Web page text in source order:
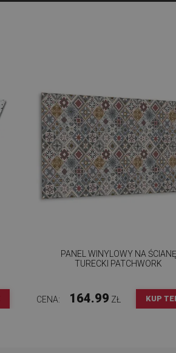
PANEL WINYLOWY NA ŚCIANĘ
TURECKI PATCHWORK
CENA: 164.99 ZŁ KUP